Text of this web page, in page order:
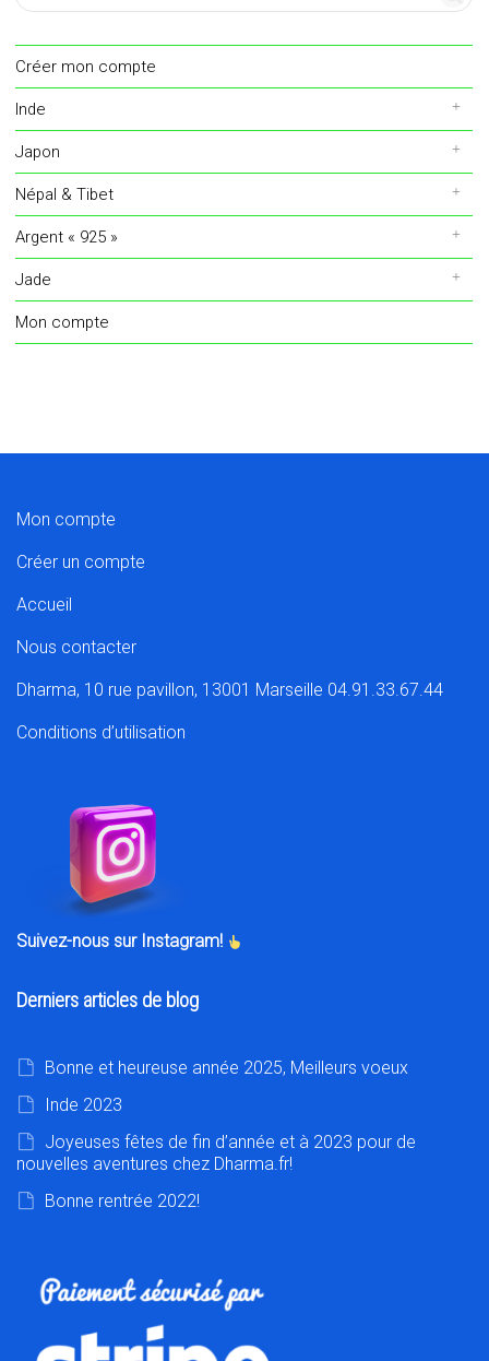
Créer mon compte
Inde
Japon
Népal & Tibet
Argent « 925 »
Jade
Mon compte
Mon compte
Créer un compte
Accueil
Nous contacter
Dharma, 10 rue pavillon, 13001 Marseille 04.91.33.67.44
Conditions d’utilisation
Suivez-nous sur Instagram!
Derniers articles de blog
Bonne et heureuse année 2025, Meilleurs voeux
Inde 2023
Joyeuses fêtes de fin d’année et à 2023 pour de
nouvelles aventures chez Dharma.fr!
Bonne rentrée 2022!